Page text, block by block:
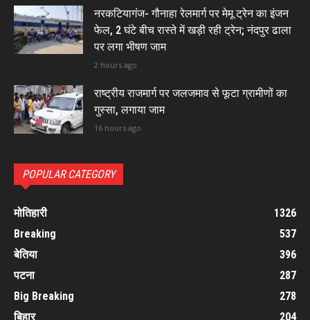
नरकटियागंज- गौनाहा रेलमार्ग पर मेमू ट्रेन का इंजन
फेल, 2 घंटे बीच रास्ते में खड़ी रही ट्रेन; नंदपुर ढाला
पर लगा भीषण जाम
2 hours ago
राष्ट्रीय राजमार्ग पर जलजमाव से फूटा ग्रामीणों का
गुस्सा, लगाया जाम
16 hours ago
POPULAR CATEGORY
मोतिहारी
1326
Breaking
537
बेतिया
396
पटना
287
Big Breaking
278
बिहार
204